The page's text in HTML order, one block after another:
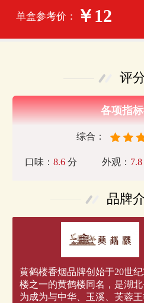
单盒参考价： ￥12
评
各项指
综合：
口味： 8.6分 外观： 7.8
品牌
黄鹤楼香烟品牌创始于20世
楼之一的黄鹤楼同名，是湖
为成为与中华、玉溪、芙蓉